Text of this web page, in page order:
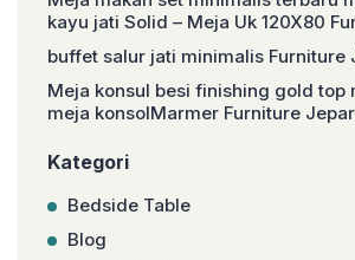
kayu jati Solid – Meja Uk 120X80
buffet salur jati minimalis Furniture
Meja konsul besi finishing gold top
meja konsolMarmer Furniture
Kategori
Bedside Table
Blog